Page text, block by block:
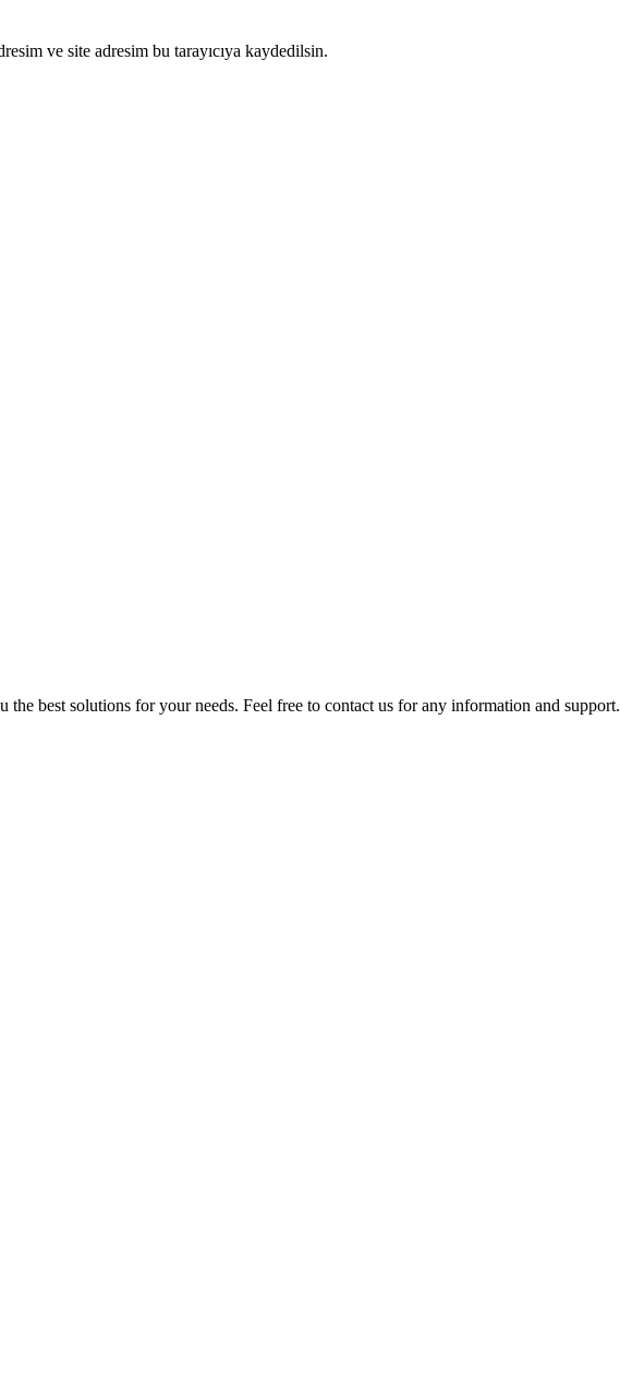
ve site adresim bu tarayıcıya kaydedilsin.
best solutions for your needs. Feel free to contact us for any information and support.